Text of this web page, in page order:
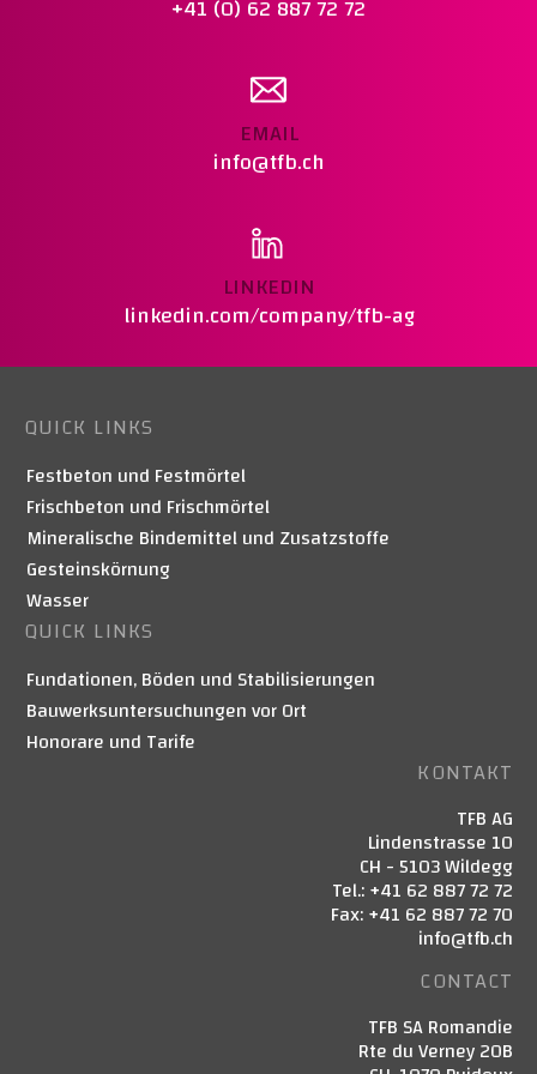
+41 (0) 62 887 72 72
EMAIL
info@tfb.ch
LINKEDIN
linkedin.com/company/tfb-ag
QUICK LINKS
Festbeton und Festmörtel
Frischbeton und Frischmörtel
Mineralische Bindemittel und Zusatzstoffe
Gesteinskörnung
Wasser
QUICK LINKS
Fundationen, Böden und Stabilisierungen
Bauwerksuntersuchungen vor Ort
Honorare und Tarife
KONTAKT
TFB AG
Lindenstrasse 10
CH - 5103 Wildegg
Tel.: +41 62 887 72 72
Fax: +41 62 887 72 70
info@tfb.ch
CONTACT
TFB SA Romandie
Rte du Verney 20B